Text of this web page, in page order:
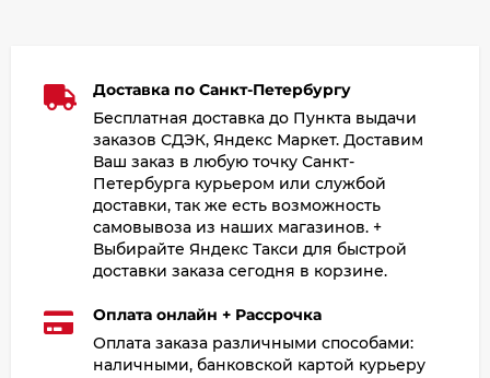
Доставка по Санкт-Петербургу
Бесплатная доставка до Пункта выдачи
заказов СДЭК, Яндекс Маркет. Доставим
Ваш заказ в любую точку Санкт-
Петербурга курьером или службой
доставки, так же есть возможность
самовывоза из наших магазинов. +
Выбирайте Яндекс Такси для быстрой
доставки заказа сегодня в корзине.
Оплата онлайн + Рассрочка
Оплата заказа различными способами:
наличными, банковской картой курьеру